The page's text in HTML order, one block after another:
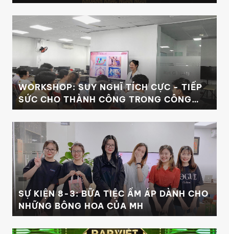
WORKSHOP: SUY NGHĨ TÍCH CỰC - TIẾP
SỨC CHO THÀNH CÔNG TRONG CÔNG
VIỆC
SỰ KIỆN 8-3: BỮA TIỆC ẤM ÁP DÀNH CHO
NHỮNG BÔNG HOA CỦA MH